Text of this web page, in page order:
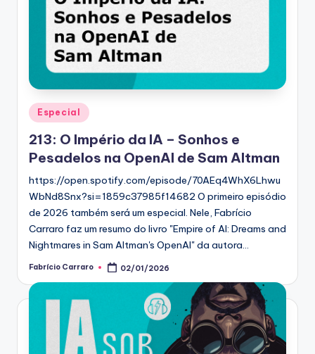
Posted
in
Especial
213: O Império da IA – Sonhos e
Pesadelos na OpenAI de Sam Altman
https://open.spotify.com/episode/70AEq4WhX6Lhwu
WbNd8Snx?si=1859c37985f14682 O primeiro episódio
de 2026 também será um especial. Nele, Fabrício
Carraro faz um resumo do livro "Empire of AI: Dreams and
Nightmares in Sam Altman's OpenAI" da autora…
Posted
Fabrício Carraro 02/01/2026